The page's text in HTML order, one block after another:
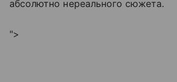
абсолютно нереального сюжета.
">